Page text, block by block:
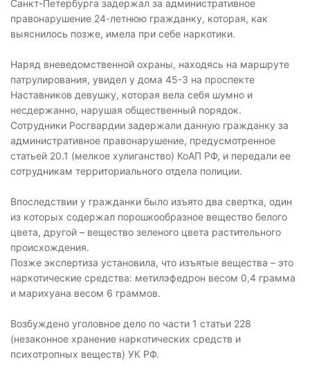
Санкт-Петербурга задержал за административное
правонарушение 24-летнюю гражданку, которая, как
выяснилось позже, имела при себе наркотики.
Наряд вневедомственной охраны, находясь на маршруте
патрулирования, увидел у дома 45-3 на проспекте
Наставников девушку, которая вела себя шумно и
несдержанно, нарушая общественный порядок.
Сотрудники Росгвардии задержали данную гражданку за
административное правонарушение, предусмотренное
статьей 20.1 (мелкое хулиганство) КоАП РФ, и передали ее
сотрудникам территориального отдела полиции.
Впоследствии у гражданки было изъято два свертка, один
из которых содержал порошкообразное вещество белого
цвета, другой – вещество зеленого цвета растительного
происхождения.
Позже экспертиза установила, что изъятые вещества – это
наркотические средства: метилэфедрон весом 0,4 грамма
и марихуана весом 6 граммов.
Возбуждено уголовное дело по части 1 статьи 228
(незаконное хранение наркотических средств и
психотропных веществ) УК РФ.